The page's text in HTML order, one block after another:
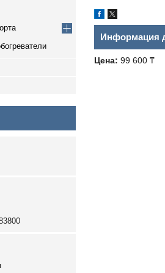
Информация
Цена: 99 600 ₸